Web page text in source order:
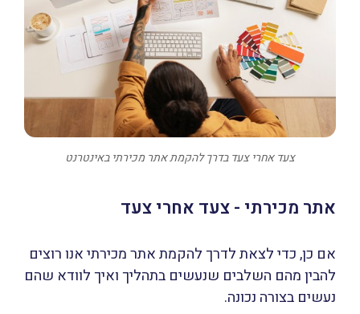
צעד אחרי צעד בדרך להקמת אתר מכירתי באינטרנט
אתר מכירתי - צעד אחרי צעד
אם כן, כדי לצאת לדרך להקמת אתר מכירתי אנו רוצים
להבין מהם השלבים שנעשים בתהליך ואיך לוודא שהם
נעשים בצורה נכונה.